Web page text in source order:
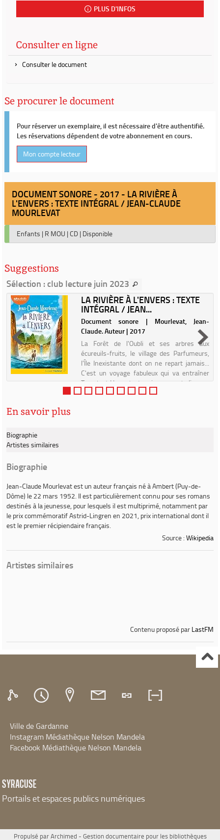
PLUS D'INFOS
Consulter en ligne
Consulter le document
Se procurer le document
Pour réserver un exemplaire, il est nécessaire d'être authentifié.
Les réservations dépendent de votre abonnement en cours.
Mon compte lecteur
DOCUMENT SONORE - 2017 - LA RIVIÈRE À
L'ENVERS : TEXTE INTÉGRAL / JEAN-CLAUDE
MOURLEVAT
Enfants | R MOU | CD | Disponible
Suggestions
Sélection : club lecture juin 2023
LA RIVIÈRE À L'ENVERS : TEXTE
INTÉGRAL / JEAN...
Document sonore | Mourlevat, Jean-
Claude. Auteur | 2017
La Forêt de l'Oubli et ses arbres aux
écureuils-fruits, le village des Parfumeurs,
l'Île Inexistante dont on ne repart jamais...
C'est un voyage fabuleux qui va entraîner
Tomek et Hannah, deux jeunes orphelins, au
bout du monde. T...
En savoir plus
Biographie
Artistes similaires
Biographie
Jean-Claude Mourlevatest un auteur français né à Ambert (Puy-de-
Dôme) le 22 mars 1952. Il est particulièrement connu pour ses romans
destinés à la jeunesse, pour lesquels il est multiprimé, notamment par
le prix commémoratif Astrid-Lingren en 2021, prix international dont il
est le premier récipiendaire français.
Source : Wikipedia
Artistes similaires
Contenu proposé par LastFM
Ville de Gardanne
Instagram Médiathèque Nelson Mandela
Facebook Médiathèque Nelson Mandela
SYRACUSE
Portails et espaces publics numériques
Propulsé parArchimed - Gestion documentaire pour les bibliothèques